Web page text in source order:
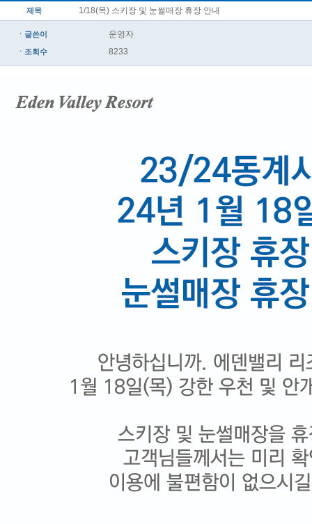
제목 1/18(목) 스키장 및 눈썰매장 휴장 안내
ㆍ글쓴이 운영자
ㆍ조회수 8233